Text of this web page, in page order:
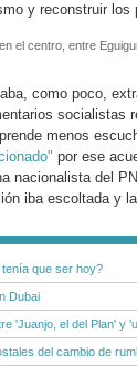
y reconstruir
el centro, entre
como poco,
socialistas
menos
por ese
nacionalista del
iba escoltada y
que ser hoy?
Dubai
'Juanjo, el del Plan' y
del cambio de